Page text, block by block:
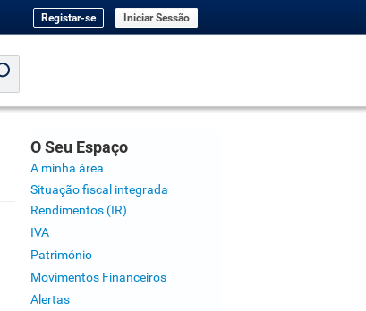
Registar-se Iniciar Sessão
O Seu Espaço
A minha área
Situação fiscal integrada
Rendimentos (IR)
IVA
Património
Movimentos Financeiros
Alertas